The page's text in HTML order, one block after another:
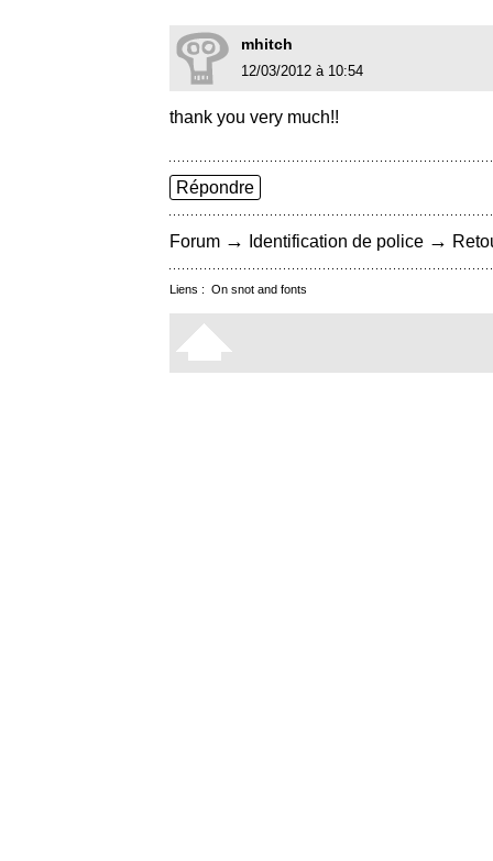
mhitch
12/03/2012 à 10:54
thank you very much!!
Répondre
Forum → Identification de police →
Liens : On snot and fonts